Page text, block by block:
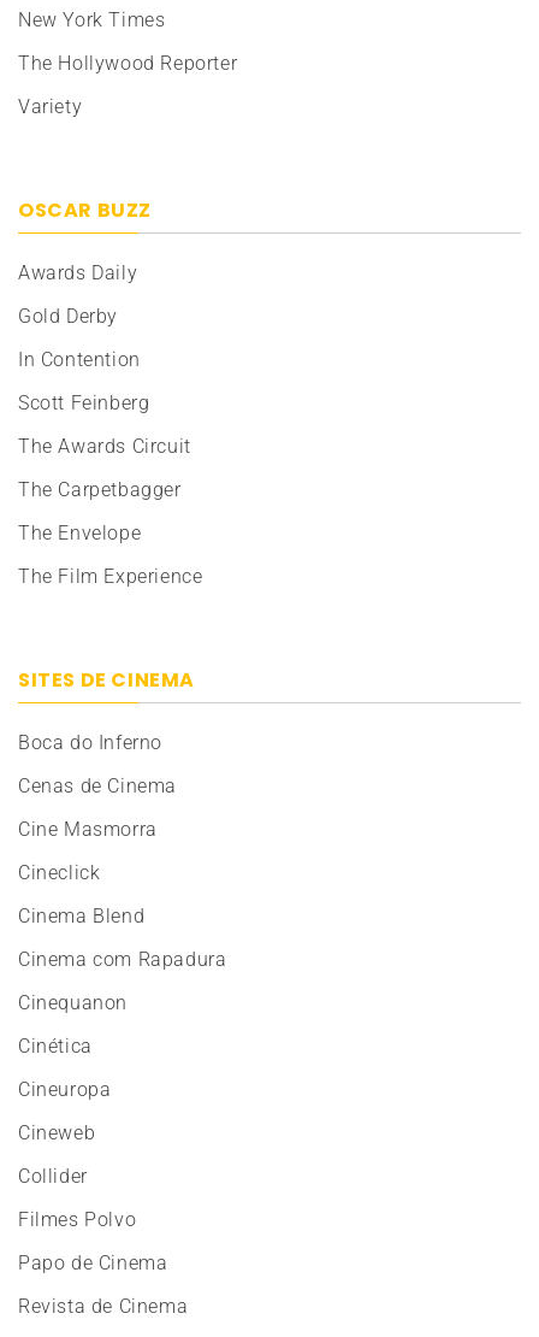
New York Times
The Hollywood Reporter
Variety
OSCAR BUZZ
Awards Daily
Gold Derby
In Contention
Scott Feinberg
The Awards Circuit
The Carpetbagger
The Envelope
The Film Experience
SITES DE CINEMA
Boca do Inferno
Cenas de Cinema
Cine Masmorra
Cineclick
Cinema Blend
Cinema com Rapadura
Cinequanon
Cinética
Cineuropa
Cineweb
Collider
Filmes Polvo
Papo de Cinema
Revista de Cinema